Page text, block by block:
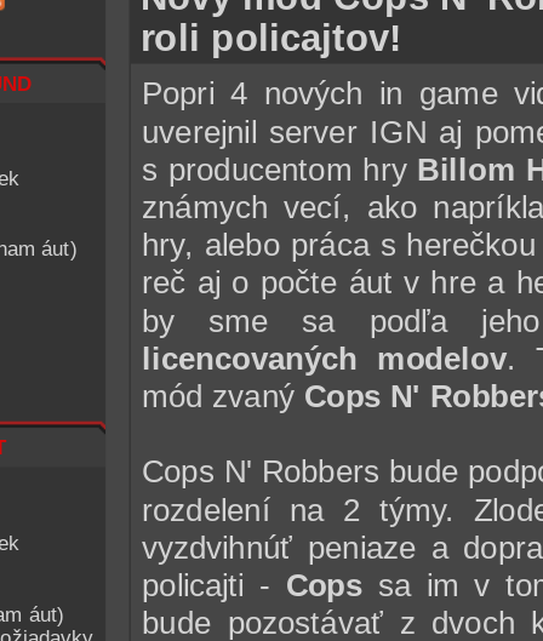
áut)
áut)
roli policajtov!
Popri 4 nových in game
uverejnil server IGN aj
s producentom hry Billom
známych vecí, ako
hry, alebo práca s
reč aj o počte áut v hre a
by sme sa podľa
licencovaných modelov.
mód zvaný Cops N'
Cops N' Robbers bude
rozdelení na 2 týmy.
vyzdvihnúť peniaze a
policajti - Cops sa im v
bude pozostávať z dvoch